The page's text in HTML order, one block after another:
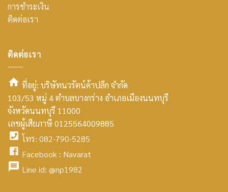
การชำระเงิน
ติดต่อเรา
ติดต่อเรา
smt2
home
icon
ที่อยู่: บริษัทนวรัตน์ค้าปลีก จำกัด
103/53 หมู่ 4 ตำบลบางกร่าง อำเภอเมืองนนทบุรี
จังหวัดนนทบุรี 11000
เลขผู้เสียภาษี 0125564009885
facebook
icon
โทร: 082-790-5285
facebook
Facebook : Navarat
Line id: @np1982